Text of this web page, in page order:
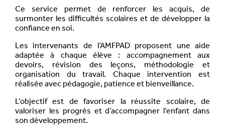
Ce service permet de renforcer les acquis, de
surmonter les difficultés scolaires et de développer la
confiance en soi.
Les intervenants de l’AMFPAD proposent une aide
adaptée à chaque élève : accompagnement aux
devoirs, révision des leçons, méthodologie et
organisation du travail. Chaque intervention est
réalisée avec pédagogie, patience et bienveillance.
L’objectif est de favoriser la réussite scolaire, de
valoriser les progrès et d’accompagner l’enfant dans
son développement.